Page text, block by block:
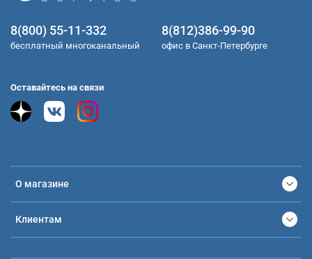
О магазине
Клиентам
8(800) 55-11-332
бесплатный многоканальный
8(812)386-99-90
офис в Санкт-Петербурге
Оставайтесь на связи